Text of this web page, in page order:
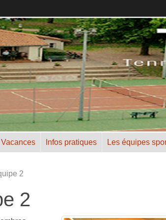
Infos pratiques Les équipes
2
2